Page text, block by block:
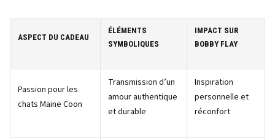
ASPECT DU CADEAU
ÉLÉMENTS
SYMBOLIQUES
IMPACT SUR
BOBBY FLAY
Passion pour les
chats Maine Coon
Transmission d’un
amour authentique
et durable
Inspiration
personnelle et
réconfort